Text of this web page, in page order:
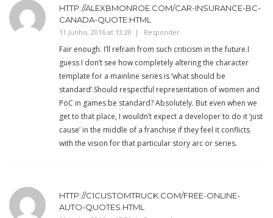
HTTP://ALEXBMONROE.COM/CAR-INSURANCE-BC-
CANADA-QUOTE.HTML
11 Junho, 2016 at 13:20 Responder
Fair enough. I’ll refrain from such criticism in the future.I
guess I don’t see how completely altering the character
template for a mainline series is ‘what should be
standard’.Should respectful representation of women and
PoC in games be standard? Absolutely. But even when we
get to that place, I wouldn’t expect a developer to do it ‘just
cause’ in the middle of a franchise if they feel it conflicts
with the vision for that particular story arc or series.
HTTP://C1CUSTOMTRUCK.COM/FREE-ONLINE-
AUTO-QUOTES.HTML